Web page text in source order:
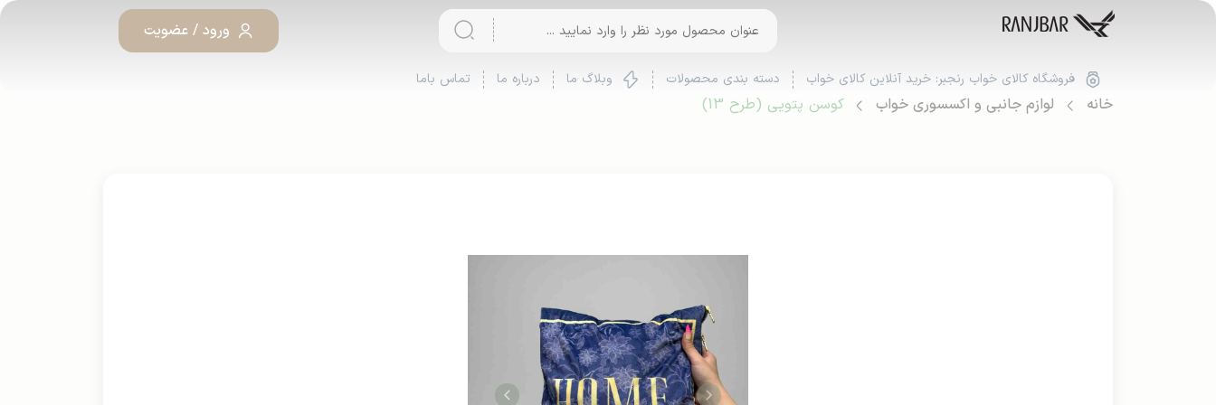
ورود / عضویت
فروشگاه کالای خواب رنجبر: خرید آنلاین کالای خواب دسته بندی محصولات وبلاگ ما درباره ما تماس باما
خانه لوازم جانبی و اکسسوری خواب کوسن پتویی (طرح 13)